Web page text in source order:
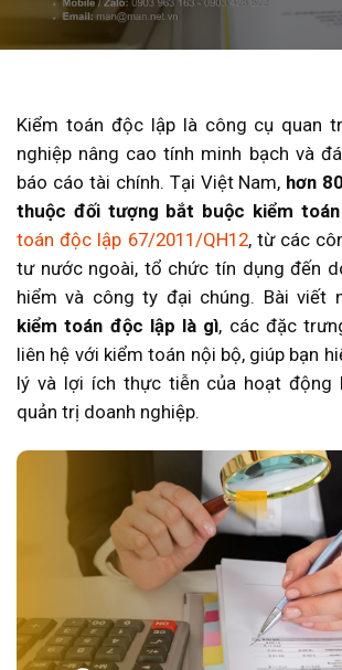
Kiểm toán độc lập là công cụ quan
nghiệp nâng cao tính minh bạch và
báo cáo tài chính. Tại Việt Nam, hơn
thuộc đối tượng bắt buộc kiểm toán
toán độc lập 67/2011/QH12, từ các
tư nước ngoài, tổ chức tín dụng đến
hiểm và công ty đại chúng. Bài viết
kiểm toán độc lập là gì, các đặc
liên hệ với kiểm toán nội bộ, giúp bạn
lý và lợi ích thực tiễn của hoạt động
quản trị doanh nghiệp.